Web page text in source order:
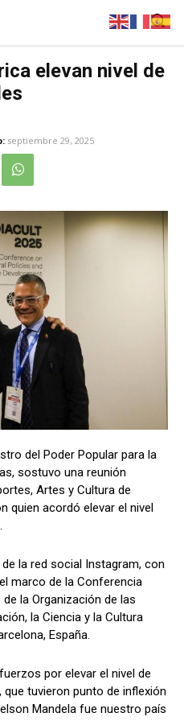
elevan nivel de
septiembre 29, 2025
del Poder Popular para la
sostuvo una reunión
Artes y Cultura de
quien acordó elevar el nivel
la red social Instagram, con
marco de la Conferencia
la Organización de las
la Ciencia y la Cultura
España.
por elevar el nivel de
tuvieron punto de inflexión
Mandela fue nuestro país